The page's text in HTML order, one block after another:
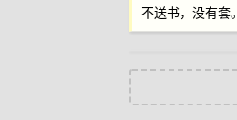
不送书，没有套。